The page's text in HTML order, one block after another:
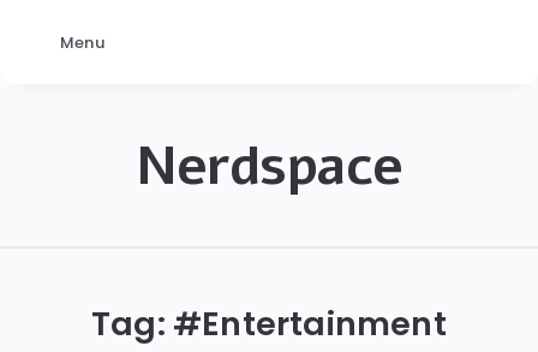
Nerdspace
Tag: #Entertainment
Menu